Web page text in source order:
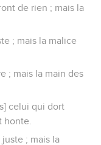
de rien ; mais la
; mais la malice
; mais la main des
celui qui dort
honte.
; mais la